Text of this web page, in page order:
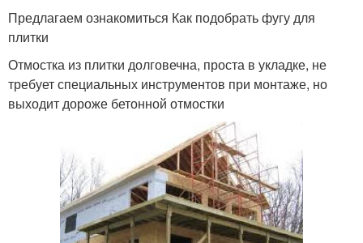
Предлагаем ознакомиться Как подобрать фугу для
плитки
Отмостка из плитки долговечна, проста в укладке, не
требует специальных инструментов при монтаже, но
выходит дороже бетонной отмостки